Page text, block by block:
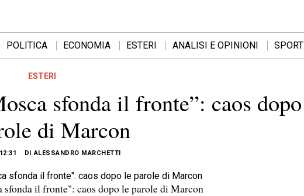
POLITICA ECONOMIA ESTERI ANALISI E OPINIONI SPORT
ESTERI
sfonda il fronte”: caos dopo
di Marcon
DI ALESSANDRO MARCHETTI
sfonda il fronte": caos dopo le parole di Marcon